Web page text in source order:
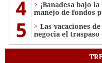
4
¡Banadesa bajo
manejo de fondos
5
Las vacaciones
negocia el